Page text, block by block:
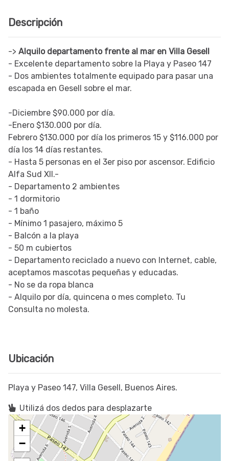
Descripción
-> Alquilo departamento frente al mar en Villa Gesell
- Excelente departamento sobre la Playa y Paseo 147
- Dos ambientes totalmente equipado para pasar una
escapada en Gesell sobre el mar.
-Diciembre $90.000 por día.
-Enero $130.000 por día.
Febrero $130.000 por día los primeros 15 y $116.000 por
día los 14 días restantes.
- Hasta 5 personas en el 3er piso por ascensor. Edificio
Alfa Sud XII.-
- Departamento 2 ambientes
- 1 dormitorio
- 1 baño
- Mínimo 1 pasajero, máximo 5
- Balcón a la playa
- 50 m cubiertos
- Departamento reciclado a nuevo con Internet, cable,
aceptamos mascotas pequeñas y educadas.
- No se da ropa blanca
- Alquilo por día, quincena o mes completo. Tu
Consulta no molesta.
Ubicación
Playa y Paseo 147, Villa Gesell, Buenos Aires.
Utilizá dos dedos para desplazarte
+
−